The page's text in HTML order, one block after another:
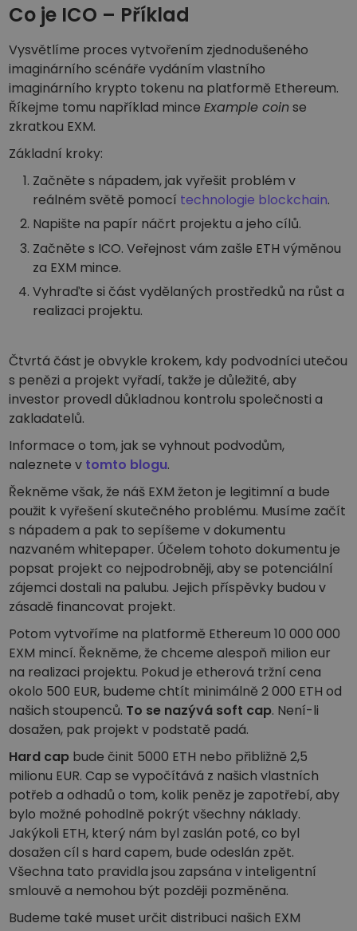
Co je ICO – Příklad
Vysvětlíme proces vytvořením zjednodušeného
imaginárního scénáře vydáním vlastního
imaginárního krypto tokenu na platformě Ethereum.
Říkejme tomu například minceExample coin se
zkratkou EXM.
Základní kroky:
Začněte s nápadem, jak vyřešit problém v
reálném světě pomocí technologie blockchain.
Napište na papír náčrt projektu a jeho cílů.
Začněte s ICO. Veřejnost vám zašle ETH výměnou
za EXM mince.
Vyhraďte si část vydělaných prostředků na růst a
realizaci projektu.
Čtvrtá část je obvykle krokem, kdy podvodníci utečou
s penězi a projekt vyřadí, takže je důležité, aby
investor provedl důkladnou kontrolu společnosti a
zakladatelů.
Informace o tom, jak se vyhnout podvodům,
naleznete v tomto blogu.
Řekněme však, že náš EXM žeton je legitimní a bude
použit k vyřešení skutečného problému. Musíme začít
s nápadem a pak to sepíšeme v dokumentu
nazvaném whitepaper. Účelem tohoto dokumentu je
popsat projekt co nejpodrobněji, aby se potenciální
zájemci dostali na palubu. Jejich příspěvky budou v
zásadě financovat projekt.
Potom vytvoříme na platformě Ethereum 10 000 000
EXM mincí. Řekněme, že chceme alespoň milion eur
na realizaci projektu. Pokud je etherová tržní cena
okolo 500 EUR, budeme chtít minimálně 2 000 ETH od
našich stoupenců. To se nazývá soft cap. Není-li
dosažen, pak projekt v podstatě padá.
Hard cap bude činit 5000 ETH nebo přibližně 2,5
milionu EUR. Cap se vypočítává z našich vlastních
potřeb a odhadů o tom, kolik peněz je zapotřebí, aby
bylo možné pohodlně pokrýt všechny náklady.
Jakýkoli ETH, který nám byl zaslán poté, co byl
dosažen cíl s hard capem, bude odeslán zpět.
Všechna tato pravidla jsou zapsána v inteligentní
smlouvě a nemohou být později pozměněna.
Budeme také muset určit distribuci našich EXM